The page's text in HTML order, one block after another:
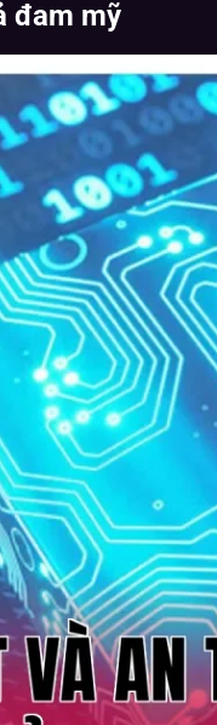
đam mỹ